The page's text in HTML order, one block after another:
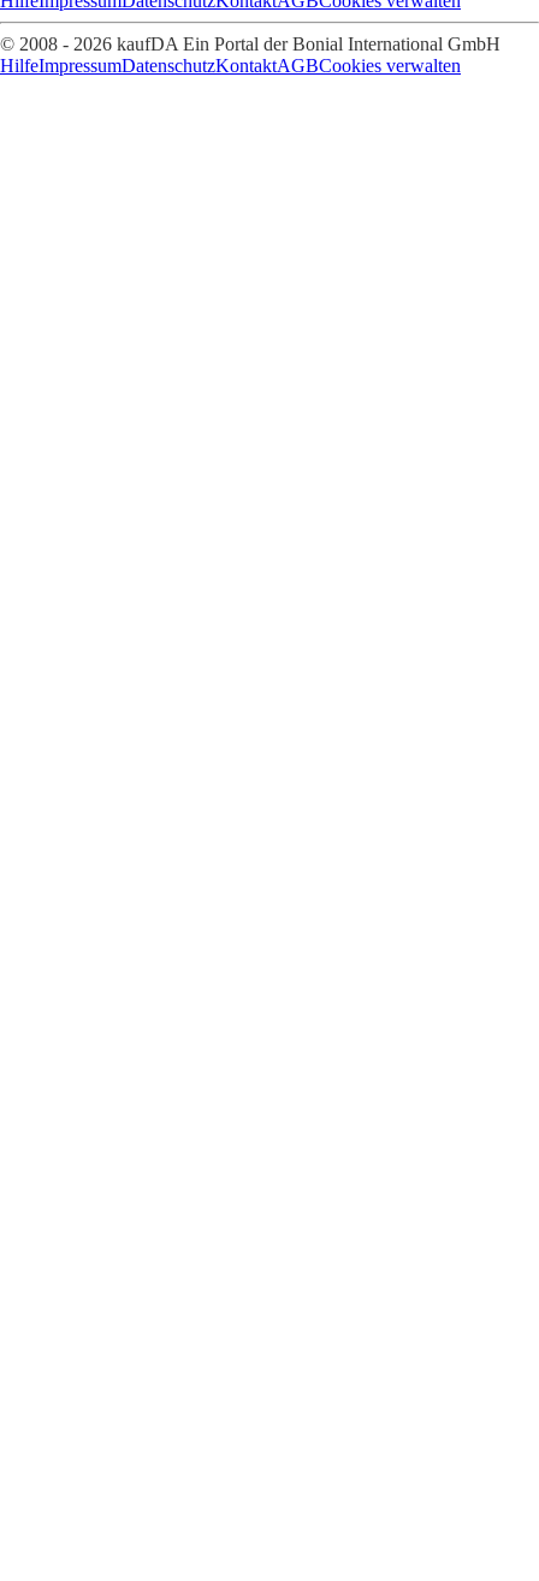
© 2008 - 2026 kaufDA Ein Portal der Bonial International GmbH
HilfeImpressumDatenschutzKontaktAGBCookies verwalten